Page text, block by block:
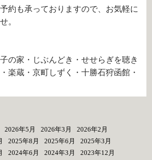
約も承っておりますので、お気軽に
。
の家・じぶんどき・せせらぎを聴き
楽蔵・京町しずく・十勝石狩函館・
2026年5月 2026年3月
2026年2月
2025年8月 2025年6月
2025年3月
2024年6月 2024年3月
2023年12月